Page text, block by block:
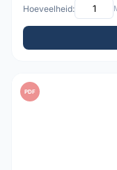
Hoeveelheid:
PDF